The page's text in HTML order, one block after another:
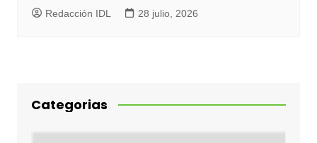
Redacción IDL 28 julio, 2026
Categorias